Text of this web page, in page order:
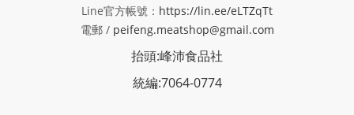
Line官方帳號： https://lin.ee/eLTZqTt
電郵 / peifeng.meatshop@gmail.com
抬頭:峰沛食品社
統編:7064-0774